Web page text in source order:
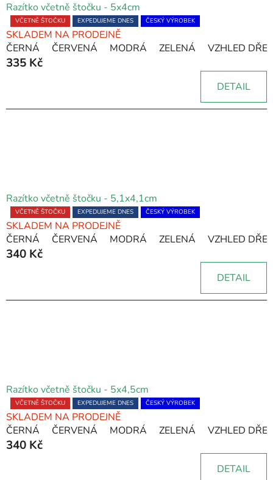
Razítko včetně štočku - 5x4cm
Průměrné
hodnocení
produktu
je
VČETNĚ ŠTOČKU EXPEDUJEME DNES ČESKÝ VÝROBEK
SKLADEM NA PRODEJNĚ
ČERNÁ
ČERVENÁ MODRÁ ZELENÁ VZHLED
335 Kč
DETAIL
Razítko včetně štočku - 5,1x4,1cm
Průměrné
hodnocení
produktu
je
VČETNĚ ŠTOČKU EXPEDUJEME DNES ČESKÝ VÝROBEK
SKLADEM NA PRODEJNĚ
ČERNÁ
ČERVENÁ MODRÁ ZELENÁ VZHLED
340 Kč
DETAIL
Razítko včetně štočku - 5x4,5cm
Průměrné
hodnocení
produktu
je
VČETNĚ ŠTOČKU EXPEDUJEME DNES ČESKÝ VÝROBEK
SKLADEM NA PRODEJNĚ
ČERNÁ
ČERVENÁ MODRÁ ZELENÁ VZHLED
340 Kč
DETAIL